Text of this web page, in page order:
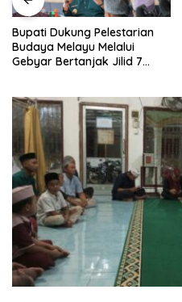
Sebelumnya Berlantaikan
Tanah Beralaskan Tikar, Kini
Ibu Paijem Nikmati Lantai
0208/Asahan